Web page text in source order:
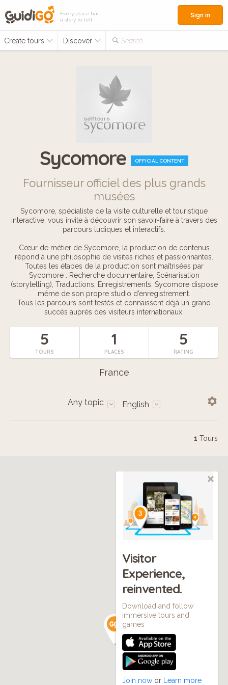
Every place has
a story to tell
Create tours Discover Search...
Sign in
Sycomore OFFICIAL CONTENT
Fournisseur officiel des plus grands
musées
Sycomore, spécialiste de la visite culturelle et touristique
interactive, vous invite à découvrir son savoir-faire à travers des
parcours ludiques et interactifs.
Cœur de métier de Sycomore, la production de contenus
répond à une philosophie de visites riches et passionnantes.
Toutes les étapes de la production sont maîtrisées par
Sycomore : Recherche documentaire, Scénarisation
(storytelling), Traductions, Enregistrements. Sycomore dispose
même de son propre studio d’enregistrement.
Tous les parcours sont testés et connaissent déjà un grand
succès auprès des visiteurs internationaux.
5
TOURS
1
PLACES
5
RATING
France
Any topic English
1 Tours
Visitor
Experience,
reinvented.
Download and follow
immersive tours and
games
Join now or Learn more